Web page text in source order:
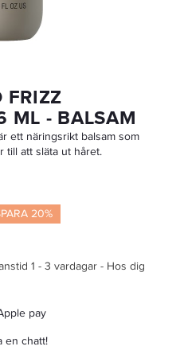
FRIZZ
ML - BALSAM
ett näringsrikt balsam som
till att släta ut håret.
20%
1 - 3 vardagar - Hos dig
pay
en chatt!